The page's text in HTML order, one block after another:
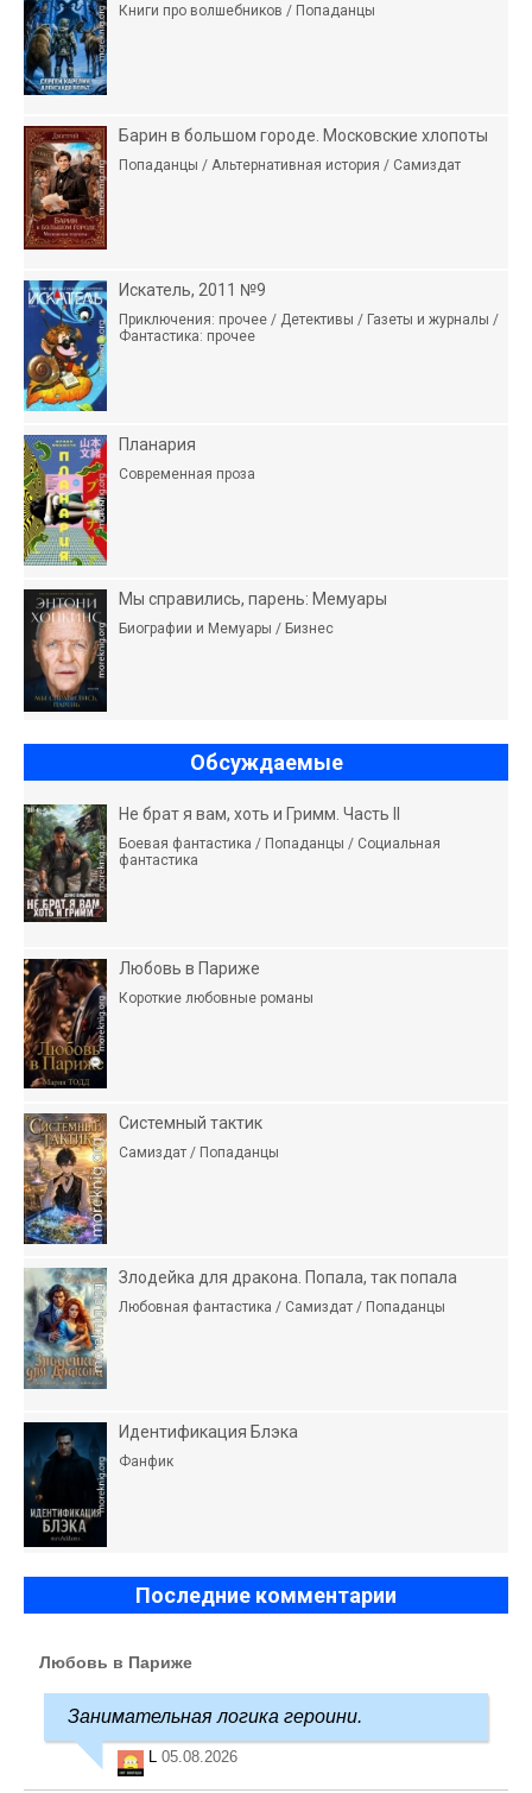
Книги про волшебников / Попаданцы
Барин в большом городе. Московские хлопоты
Попаданцы / Альтернативная история / Самиздат
Искатель, 2011 №9
Приключения: прочее / Детективы / Газеты и журналы /
Фантастика: прочее
Планария
Современная проза
Мы справились, парень: Мемуары
Биографии и Мемуары / Бизнес
Обсуждаемые
Не брат я вам, хоть и Гримм. Часть II
Боевая фантастика / Попаданцы / Социальная
фантастика
Любовь в Париже
Короткие любовные романы
Системный тактик
Самиздат / Попаданцы
Злодейка для дракона. Попала, так попала
Любовная фантастика / Самиздат / Попаданцы
Идентификация Блэка
Фанфик
Последние комментарии
Любовь в Париже
Занимательная логика героини.
L 05.08.2026